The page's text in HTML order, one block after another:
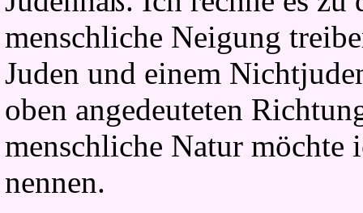
menschliche Neigung
Juden und einem
oben angedeuteten
menschliche Natur möchte
nennen.